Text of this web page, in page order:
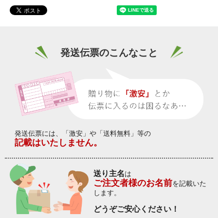
発送伝票のこんなこと
発送伝票には、「激安」や「送料無料」等の
記載はいたしません。
送り主名は
ご注文者様のお名前を記載いた
します。
どうぞご安心ください！